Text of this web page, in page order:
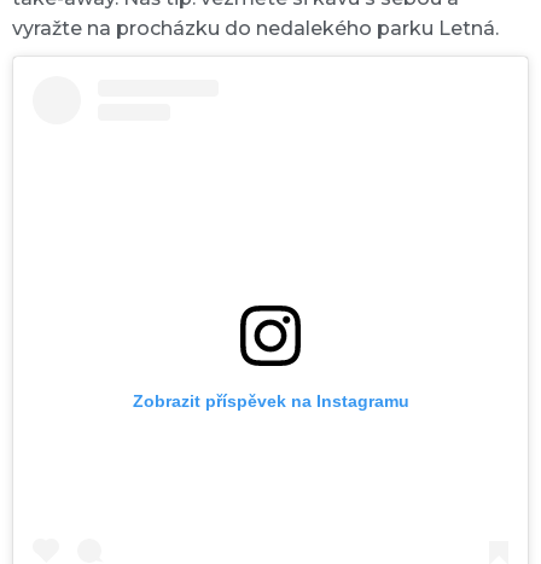
vyražte na procházku do nedalekého parku Letná.
Zobrazit příspěvek na Instagramu